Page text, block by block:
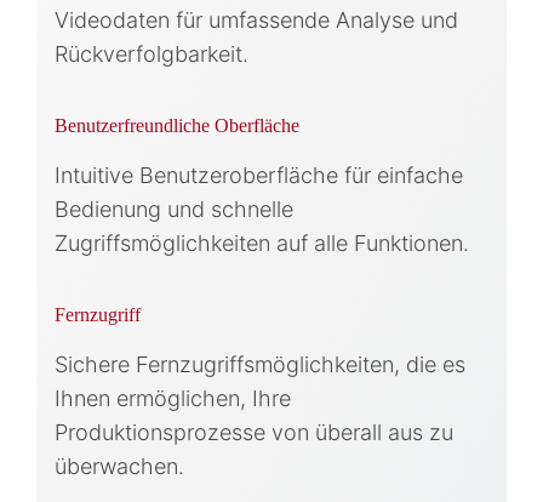
Videodaten für umfassende Analyse und
Rückverfolgbarkeit.
Benutzerfreundliche Oberfläche
Intuitive Benutzeroberfläche für einfache
Bedienung und schnelle
Zugriffsmöglichkeiten auf alle Funktionen.
Fernzugriff
Sichere Fernzugriffsmöglichkeiten, die es
Ihnen ermöglichen, Ihre
Produktionsprozesse von überall aus zu
überwachen.